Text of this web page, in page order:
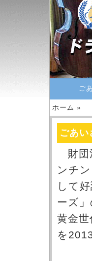
ご
ホーム »
ごあい
財団
ンチ
して
ーズ
黄金
を